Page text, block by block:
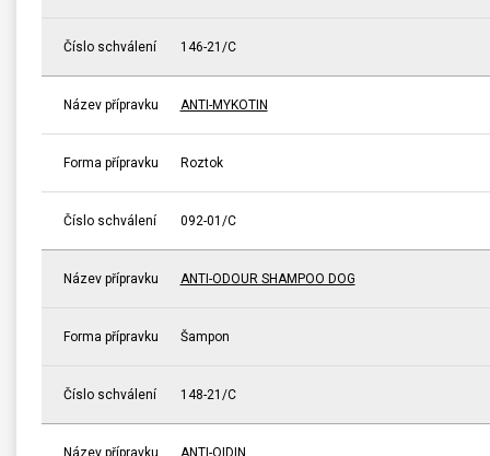
Číslo schválení 146-21/C
Název přípravku ANTI-MYKOTIN
Forma přípravku Roztok
Číslo schválení 092-01/C
Název přípravku ANTI-ODOUR SHAMPOO DOG
Forma přípravku Šampon
Číslo schválení 148-21/C
Název přípravku ANTI-OIDIN